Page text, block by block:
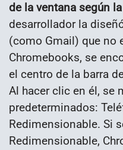
de la ventana según
desarrollador la
(como Gmail) que no
Chromebooks, se
el centro de la barra
Al hacer clic en él, se
predeterminados:
Redimensionable. Si
Redimensionable,